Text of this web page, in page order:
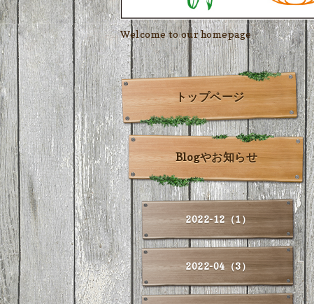
Welcome to our homepage
トップページ
Blogやお知らせ
2022-12（1）
2022-04（3）